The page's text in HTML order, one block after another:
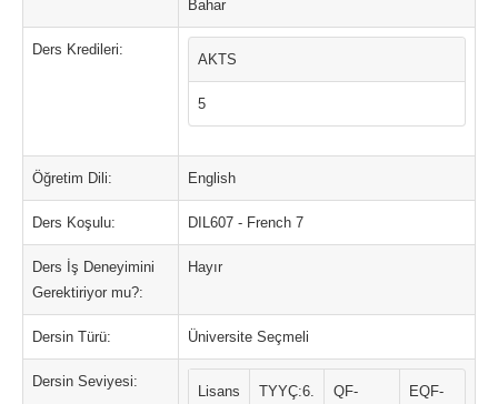
Bahar
Ders Kredileri:
AKTS
5
Öğretim Dili: English
Ders Koşulu: DIL607 - French 7
Ders İş Deneyimini
Gerektiriyor mu?:
Hayır
Dersin Türü: Üniversite Seçmeli
Dersin Seviyesi:
Lisans
TYYÇ:6.
QF-
EQF-